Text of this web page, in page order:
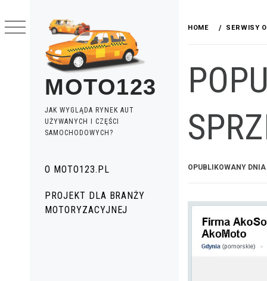
MOTO123
JAK WYGLĄDA RYNEK AUT
UŻYWANYCH I CZĘŚCI
SAMOCHODOWYCH?
Menu
O MOTO123.PL
PROJEKT DLA BRANŻY
MOTORYZACYJNEJ
do
treści
HOME SERWISY
OPUBLIKOWANY DNIA